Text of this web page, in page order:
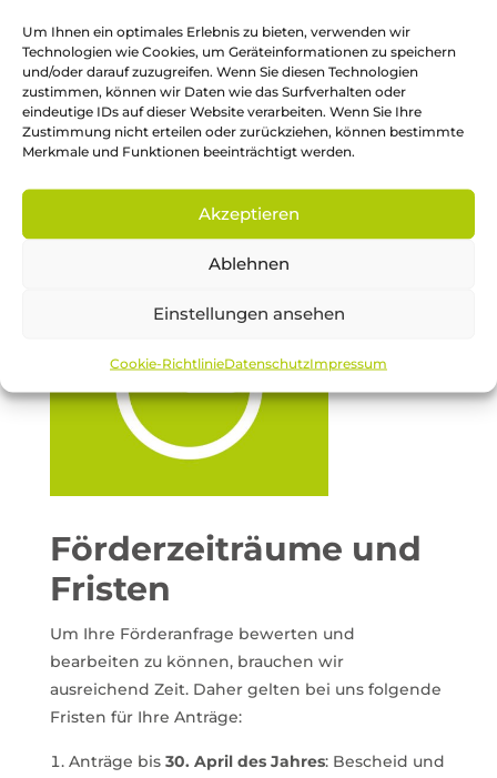
Um Ihnen ein optimales Erlebnis zu bieten, verwenden wir
Technologien wie Cookies, um Geräteinformationen zu speichern
und/oder darauf zuzugreifen. Wenn Sie diesen Technologien
zustimmen, können wir Daten wie das Surfverhalten oder
eindeutige IDs auf dieser Website verarbeiten. Wenn Sie Ihre
Zustimmung nicht erteilen oder zurückziehen, können bestimmte
Merkmale und Funktionen beeinträchtigt werden.
Akzeptieren
Ablehnen
Einstellungen ansehen
Cookie-RichtlinieDatenschutzImpressum
Förderzeiträume und
Fristen
Um Ihre Förderanfrage bewerten und
bearbeiten zu können, brauchen wir
ausreichend Zeit. Daher gelten bei uns folgende
Fristen für Ihre Anträge:
Anträge bis 30. April des Jahres: Bescheid und